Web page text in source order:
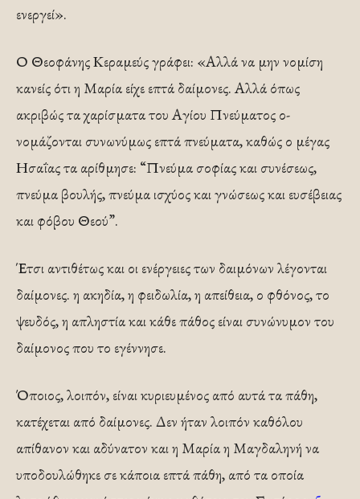
ενεργεί».
Ο Θεοφάνης Κεραμεύς γράφει: «Αλλά να μην νομίση
κανείς ότι η Μαρία είχε επτά δαίμονες. Αλλά ό­πως
ακριβώς τα χαρίσματα του Αγίου Πνεύματος ο­
νομάζονται συνωνύμως επτά πνεύματα, καθώς ο μέγας
Ησαΐας τα αρίθμησε: “Πνεύμα σοφίας και συνέσεως,
πνεύμα βουλής, πνεύμα ισχύος και γνώσεως και ευσέ­βειας
και φόβου Θεού”.
Έτσι αντιθέτως και οι ενέργειες των δαιμόνων λέγονται
δαίμονες. η ακηδία, η φειδωλία, η απείθεια, ο φθόνος, το
ψευδός, η απλη­στία και κάθε πάθος είναι συνώνυμον του
δαίμονος που το εγέννησε.
Όποιος, λοιπόν, είναι κυριευμένος από αυτά τα πάθη,
κατέχεται από δαίμονες. Δεν ήταν λοιπόν καθόλου
απίθανον και αδύνατον και η Μαρία η Μαγδαληνή να
υποδουλώθηκε σε κάποια επτά πά­θη, από τα οποία